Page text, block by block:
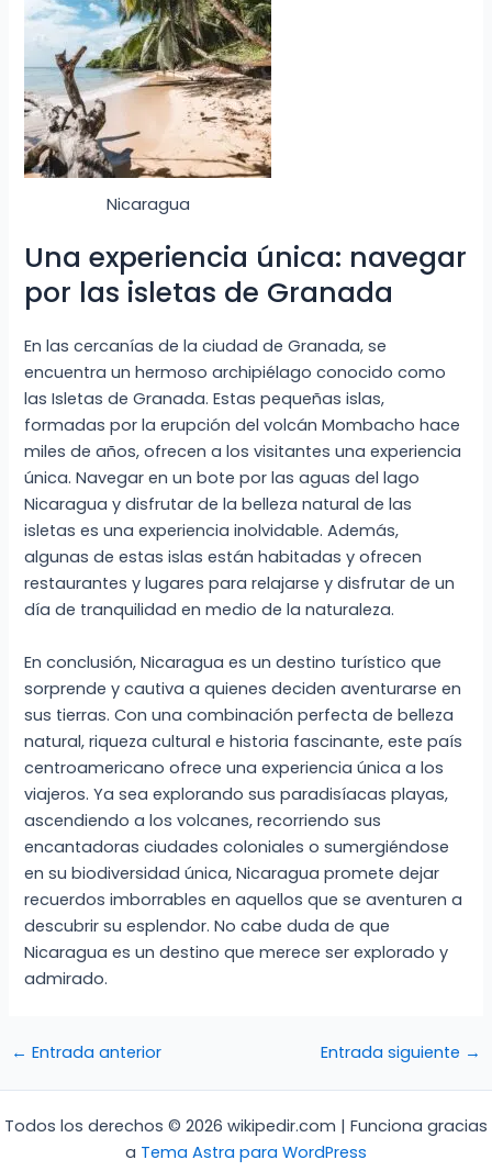
Nicaragua
Una experiencia única: navegar
por las isletas de Granada
En las cercanías de la ciudad de Granada, se
encuentra un hermoso archipiélago conocido como
las Isletas de Granada. Estas pequeñas islas,
formadas por la erupción del volcán Mombacho hace
miles de años, ofrecen a los visitantes una experiencia
única. Navegar en un bote por las aguas del lago
Nicaragua y disfrutar de la belleza natural de las
isletas es una experiencia inolvidable. Además,
algunas de estas islas están habitadas y ofrecen
restaurantes y lugares para relajarse y disfrutar de un
día de tranquilidad en medio de la naturaleza.
En conclusión, Nicaragua es un destino turístico que
sorprende y cautiva a quienes deciden aventurarse en
sus tierras. Con una combinación perfecta de belleza
natural, riqueza cultural e historia fascinante, este país
centroamericano ofrece una experiencia única a los
viajeros. Ya sea explorando sus paradisíacas playas,
ascendiendo a los volcanes, recorriendo sus
encantadoras ciudades coloniales o sumergiéndose
en su biodiversidad única, Nicaragua promete dejar
recuerdos imborrables en aquellos que se aventuren a
descubrir su esplendor. No cabe duda de que
Nicaragua es un destino que merece ser explorado y
admirado.
← Entrada anterior Entrada siguiente →
Todos los derechos © 2026 wikipedir.com | Funciona gracias
a Tema Astra para WordPress